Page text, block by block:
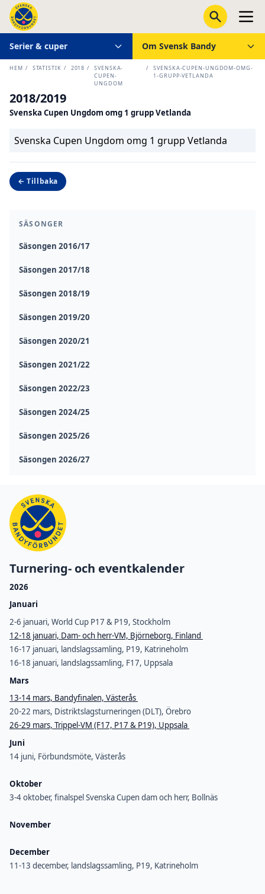
Serier & cuper Om Svensk Bandy
HEM / STATISTIK / 2018 /
SVENSKA-
CUPEN-
UNGDOM
/
SVENSKA-CUPEN-UNGDOM-OMG-
1-GRUPP-VETLANDA
SÄSONGER
Säsongen 2016/17
Säsongen 2017/18
Säsongen 2018/19
Säsongen 2019/20
Säsongen 2020/21
Säsongen 2021/22
Säsongen 2022/23
Säsongen 2024/25
Säsongen 2025/26
Säsongen 2026/27
2018/2019
Svenska Cupen Ungdom omg 1 grupp Vetlanda
Svenska Cupen Ungdom omg 1 grupp Vetlanda
← Tillbaka
Turnering- och eventkalender
2026
Januari
2-6 januari, World Cup P17 & P19, Stockholm
12-18 januari, Dam- och herr-VM, Björneborg, Finland
16-17 januari, landslagssamling, P19, Katrineholm
16-18 januari, landslagssamling, F17, Uppsala
Mars
13-14 mars, Bandyfinalen, Västerås
20-22 mars, Distriktslagsturneringen (DLT), Örebro
26-29 mars, Trippel-VM (F17, P17 & P19), Uppsala
Juni
14 juni, Förbundsmöte, Västerås
Oktober
3-4 oktober, finalspel Svenska Cupen dam och herr, Bollnäs
November
December
11-13 december, landslagssamling, P19, Katrineholm